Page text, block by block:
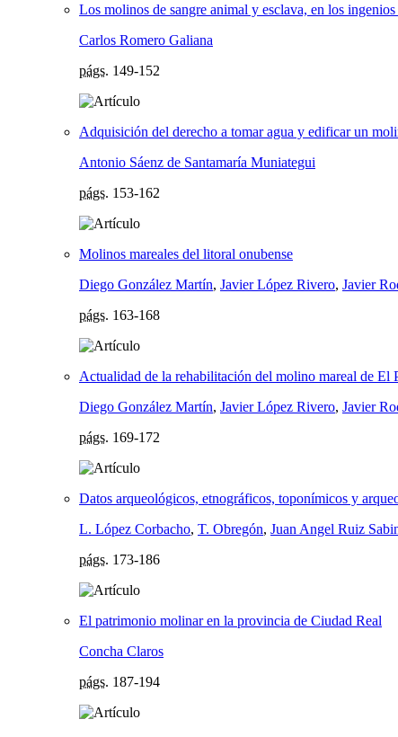
Los molinos de sangre animal y esclava, en los
Carlos Romero Galiana
págs. 149-152
Adquisición del derecho a tomar agua y edificar un
Antonio Sáenz de Santamaría Muniategui
págs. 153-162
Molinos mareales del litoral onubense
Diego González Martín, Javier López Rivero, Javier
págs. 163-168
Actualidad de la rehabilitación del molino mareal de El
Diego González Martín, Javier López Rivero, Javier
págs. 169-172
Datos arqueológicos, etnográficos, toponímicos y
L. López Corbacho, T. Obregón, Juan Angel Ruiz
págs. 173-186
El patrimonio molinar en la provincia de Ciudad Real
Concha Claros
págs. 187-194